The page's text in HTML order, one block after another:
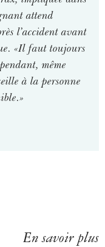
attend
l’accident avant
«Il faut toujours
même
à la personne
En savoir plus